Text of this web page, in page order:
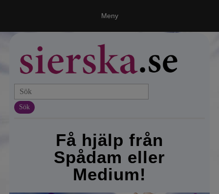
Meny
Våra medium
Vi, Världen & Universum
Spålinjer!
Varför Sierska.se?
Sök
Få hjälp från
Spådam eller
Medium!